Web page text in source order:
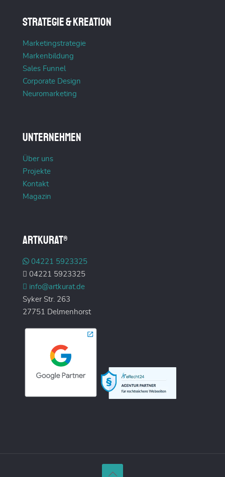
Strategie & Kreation
Marketingstrategie
Markenbildung
Sales Funnel
Corporate Design
Neuromarketing
Unternehmen
Über uns
Projekte
Kontakt
Magazin
ARTKURAT®
04221 5923325
04221 5923325
info@artkurat.de
Syker Str. 263
27751 Delmenhorst